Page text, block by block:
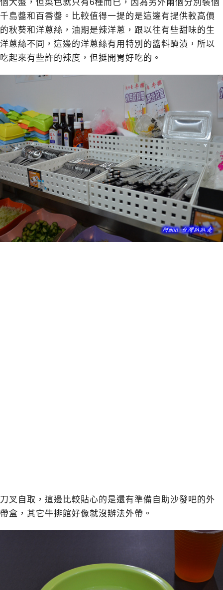
個大盤，但菜色就只有6種而已，因為另外兩個分別裝個
千島醬和百香醬。比較值得一提的是這邊有提供較高價
的秋葵和洋蔥絲，油期是辣洋蔥，跟以往有些甜味的生
洋蔥絲不同，這邊的洋蔥絲有用特別的醬料醃漬，所以
吃起來有些許的辣度，但挺開胃好吃的。
刀叉自取，這邊比較貼心的是還有準備自助沙發吧的外
帶盒，其它牛排館好像就沒辦法外帶。